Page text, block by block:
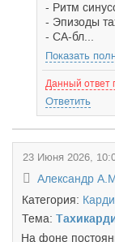
- Ритм
- Эпизоды
- СА-бл...
Показать
Данный ответ
Ответить
23 Июня 2026,
Александр
Категория:
Тема:
На фоне